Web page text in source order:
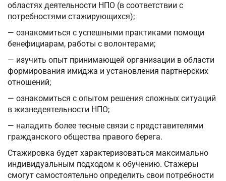
областях деятельности НПО (в соответствии с
потребностями стажирующихся);
— ознакомиться с успешными практиками помощи
бенефициарам, работы с волонтерами;
— изучить опыт принимающей организации в области
формирования имиджа и установления партнерских
отношений;
— ознакомиться с опытом решения сложных ситуаций
в жизнедеятельности НПО;
— наладить более тесные связи с представителями
гражданского общества правого берега.
Стажировка будет характеризоваться максимально
индивидуальным подходом к обучению. Стажеры
смогут самостоятельно определить свои потребности